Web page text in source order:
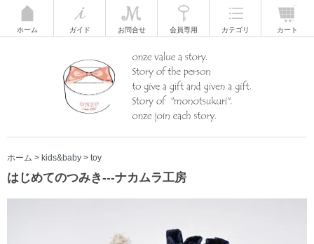
ホーム ガイド お問合せ 会員専用 カテゴリ カート
ホーム > kids&baby > toy
はじめてのつみき---ナカムラ工房